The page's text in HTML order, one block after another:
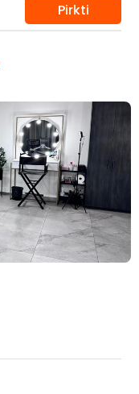
Pirkti